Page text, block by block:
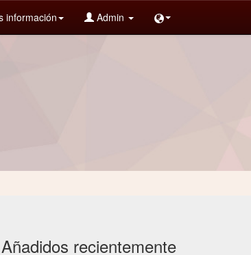
información Admin
Añadidos recientemente